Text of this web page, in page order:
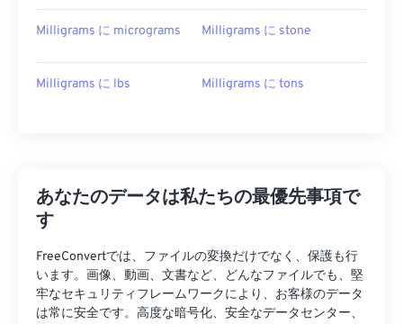
Milligrams に micrograms Milligrams に stone
Milligrams に lbs Milligrams に tons
あなたのデータは私たちの最優先事項で
す
FreeConvertでは、ファイルの変換だけでなく、保護も行
います。画像、動画、文書など、どんなファイルでも、堅
牢なセキュリティフレームワークにより、お客様のデータ
は常に安全です。高度な暗号化、安全なデータセンター、